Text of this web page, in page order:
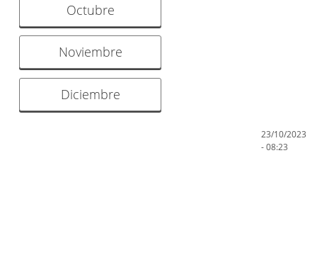
Octubre
Noviembre
Diciembre
23/10/2023
- 08:23